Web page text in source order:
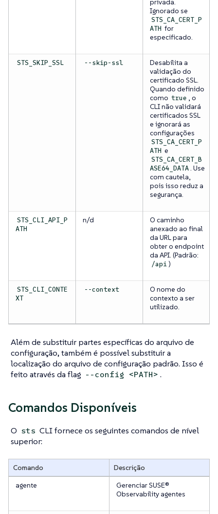
privada.
Ignorado se
STS_CA_CERT_P
ATH for
especificado.
STS_SKIP_SSL --skip-ssl
Desabilita a
validação do
certificado SSL.
Quando definido
como true , o
CLI não validará
certificados SSL
e ignorará as
configurações
STS_CA_CERT_P
ATH e
STS_CA_CERT_B
ASE64_DATA . Use
com cautela,
pois isso reduz a
segurança.
STS_CLI_API_P
ATH
n/d
O caminho
anexado ao final
da URL para
obter o endpoint
da API. (Padrão:
/api)
STS_CLI_CONTE
XT
--context
O nome do
contexto a ser
utilizado.
Além de substituir partes específicas do arquivo de
configuração, também é possível substituir a
localização do arquivo de configuração padrão. Isso é
feito através da flag --config <PATH> .
Comandos Disponíveis
O sts CLI fornece os seguintes comandos de nível
superior:
Comando
Descrição
agente
Gerenciar SUSE®
Observability agentes